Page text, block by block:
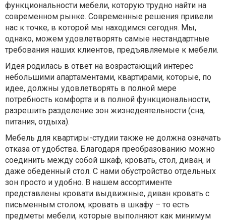
функциональности мебели, которую трудно найти на
современном рынке. Современные решения привели
нас к точке, в которой мы находимся сегодня. Мы,
однако, можем удовлетворять самые нестандартные
требования наших клиентов, предъявляемые к мебели.
Идея родилась в ответ на возрастающий интерес
небольшими апартаментами, квартирами, которые, по
идее, должны удовлетворять в полной мере
потребность комфорта и в полной функциональности,
разрешить разделение зон жизнедеятельности (сна,
питания, отдыха).
Мебель для квартиры-студии также не должна означать
отказа от удобства. Благодаря преобразованию можно
соединить между собой шкаф, кровать, стол, диван, и
даже обеденный стол. С нами обустройство отдельных
зон просто и удобно. В нашем ассортименте
представлены кровати выдвижные, диван кровать с
письменным столом, кровать в шкафу – то есть
предметы мебели, которые выполняют как минимум